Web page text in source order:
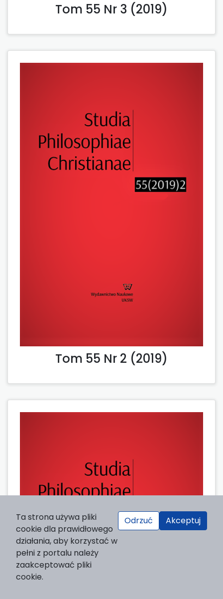
Tom 55 Nr 3 (2019)
Tom 55 Nr 2 (2019)
Ta strona używa pliki
cookie dla prawidłowego
działania, aby korzystać w
pełni z portalu należy
zaakceptować pliki
cookie.
Odrzuć Akceptuj